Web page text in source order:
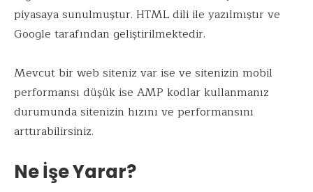
piyasaya sunulmuştur. HTML dili ile yazılmıştır ve
Google tarafından geliştirilmektedir.
Mevcut bir web siteniz var ise ve sitenizin mobil
performansı düşük ise AMP kodlar kullanmanız
durumunda sitenizin hızını ve performansını
arttırabilirsiniz.
Ne İşe Yarar?